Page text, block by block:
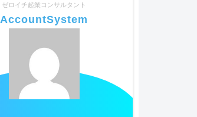
ゼロイチ起業コンサルタント
AccountSystem